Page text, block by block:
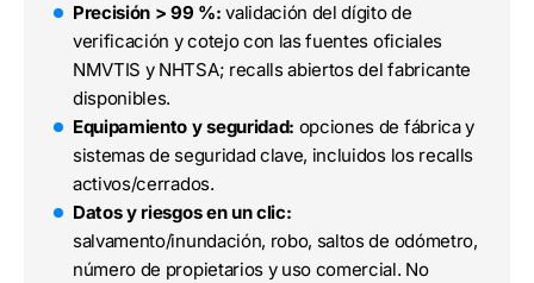
Precisión > 99 %: validación del dígito de
verificación y cotejo con las fuentes oficiales
NMVTIS y NHTSA; recalls abiertos del fabricante
disponibles.
Equipamiento y seguridad: opciones de fábrica y
sistemas de seguridad clave, incluidos los recalls
activos/cerrados.
Datos y riesgos en un clic:
salvamento/inundación, robo, saltos de odómetro,
número de propietarios y uso comercial. No